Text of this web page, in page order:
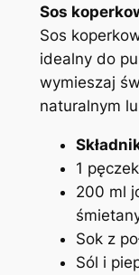
Sos
Sos
idealny do
wymieszaj
naturalnym
1
200 ml
Sok z
Sól i